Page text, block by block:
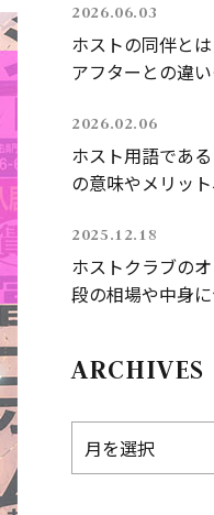
2026.06.03
ホストの同伴と
アフターとの違
2026.02.06
ホスト用語であ
の意味やメリッ
2025.12.18
ホストクラブの
段の相場や中身
ARCHIVES